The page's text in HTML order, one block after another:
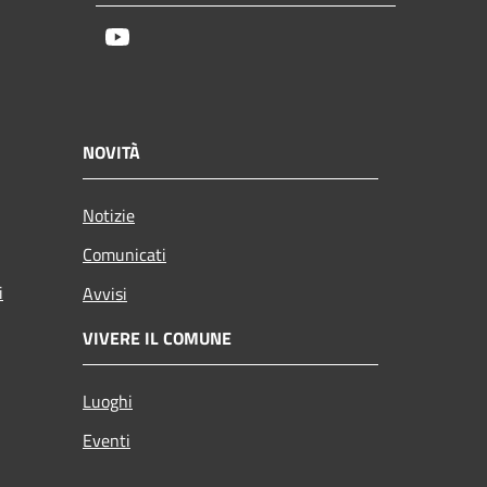
NOVITÀ
Notizie
Comunicati
Avvisi
VIVERE IL COMUNE
Luoghi
Eventi